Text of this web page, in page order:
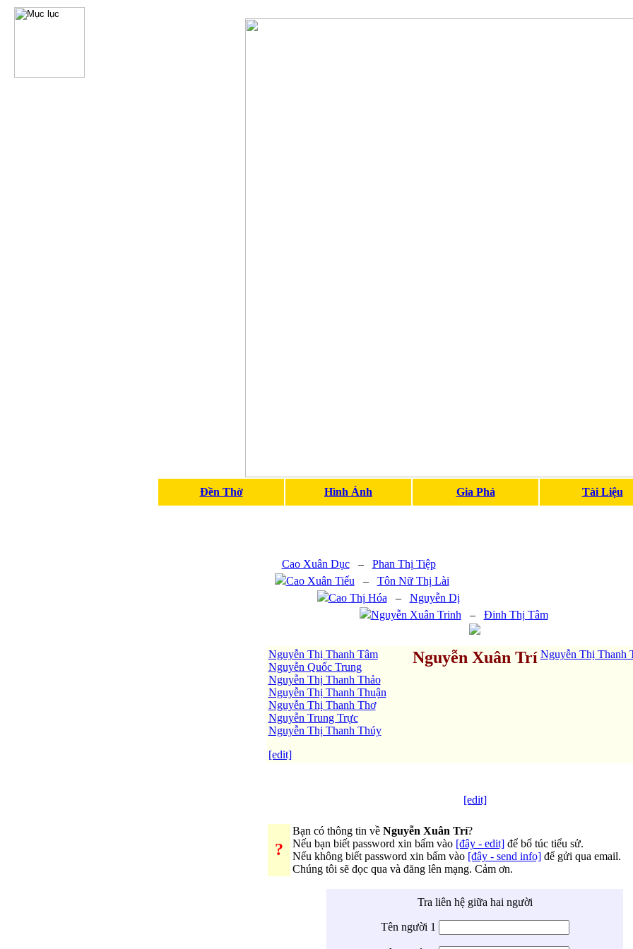
Đền Thờ Hình Ảnh Gia Phả Tài Liệu
Cao Xuân Dục– Phan Thị Tiệp
Cao Xuân Tiếu – Tôn Nữ Thị Lài
Cao Thị Hóa – Nguyễn Dị
Nguyễn Xuân Trinh – Đinh Thị Tâm
Nguyễn Thị Thanh Tâm
Nguyễn Quốc Trung
Nguyễn Thị Thanh Thảo
Nguyễn Thị Thanh Thuận
Nguyễn Thị Thanh Thơ
Nguyễn Trung Trực
Nguyễn Thị Thanh Thúy
[edit]
Nguyễn Xuân Trí Nguyễn Thị Thanh
[edit]
?
Bạn có thông tin về Nguyễn Xuân Trí?
Nếu bạn biết password xin bấm vào [đây - edit]để bổ túc tiểu sử.
Nếu không biết password xin bấm vào [đây - send info]để gửi qua email.
Chúng tôi sẽ đọc qua và đăng lên mạng. Cảm ơn.
Tra liên hệ giữa hai người
Tên người 1